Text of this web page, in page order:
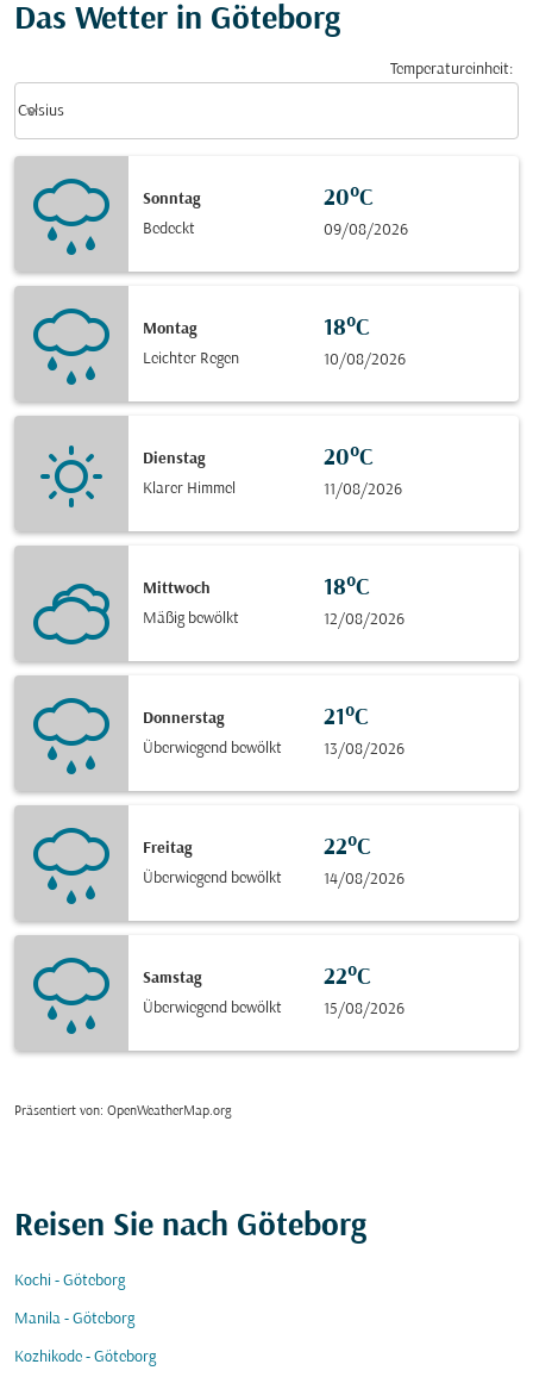
Das Wetter in Göteborg
Temperatureinheit:
Celsius
keyboard_arrow_down
Sonntag
Bedeckt
20°C
09/08/2026
Montag
Leichter Regen
18°C
10/08/2026
Dienstag
Klarer Himmel
20°C
11/08/2026
Mittwoch
Mäßig bewölkt
18°C
12/08/2026
Donnerstag
Überwiegend bewölkt
21°C
13/08/2026
Freitag
Überwiegend bewölkt
22°C
14/08/2026
Samstag
Überwiegend bewölkt
22°C
15/08/2026
Präsentiert von: OpenWeatherMap.org
Reisen Sie nach Göteborg
Kochi - Göteborg
Manila - Göteborg
Kozhikode - Göteborg